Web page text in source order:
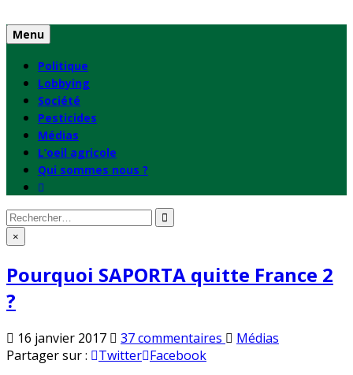
to
content
Menu
Politique
Lobbying
Société
Pesticides
Médias
L’oeil agricole
Qui sommes nous ?
Rechercher
: ×
Pourquoi SAPORTA quitte France 2
?
16 janvier 2017 37 commentaires surPublié
Médias
Partager sur :
Twitter Facebook